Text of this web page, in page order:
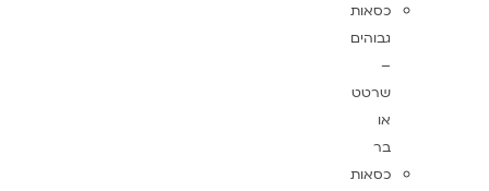
כסאות
גבוהים
–
שרטט
או
בר
כסאות